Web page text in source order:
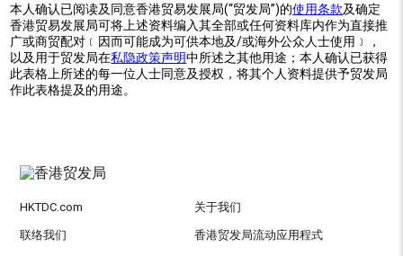
本人确认已阅读及同意香港贸易发展局(“贸发局”)的使用条款及确定
香港贸易发展局可将上述资料编入其全部或任何资料库内作为直接推
广或商贸配对﹝因而可能成为可供本地及/或海外公众人士使用﹞，
以及用于贸发局在私隐政策声明中所述之其他用途；本人确认已获得
此表格上所述的每一位人士同意及授权，将其个人资料提供予贸发局
作此表格提及的用途。
HKTDC.com 关于我们
联络我们 香港贸发局流动应用程式